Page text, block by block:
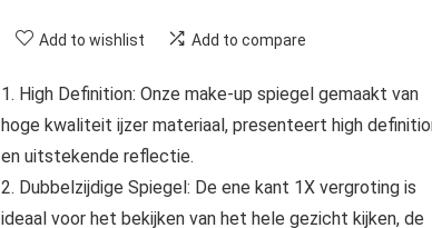
Add to wishlist Add to compare
1. High Definition: Onze make-up spiegel gemaakt van
hoge kwaliteit ijzer materiaal, presenteert high
en uitstekende reflectie.
2. Dubbelzijdige Spiegel: De ene kant 1X vergroting is
ideaal voor het bekijken van het hele gezicht kijken, de